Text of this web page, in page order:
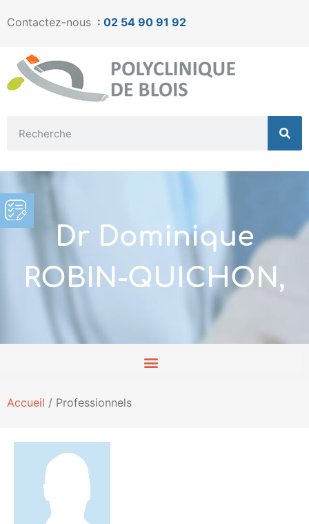
Contactez-nous : 02 54 90 91 92
Dr Dominique
ROBIN-QUICHON,
Accueil / Professionnels